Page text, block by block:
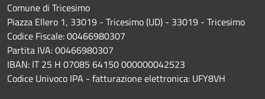
Comune di Tricesimo
Piazza Ellero 1, 33019 - Tricesimo (UD) - 33019 - Tricesimo
Codice Fiscale: 00466980307
Partita IVA: 00466980307
IBAN: IT 25 H 07085 64150 000000042523
Codice Univoco IPA - fatturazione elettronica: UFY8VH